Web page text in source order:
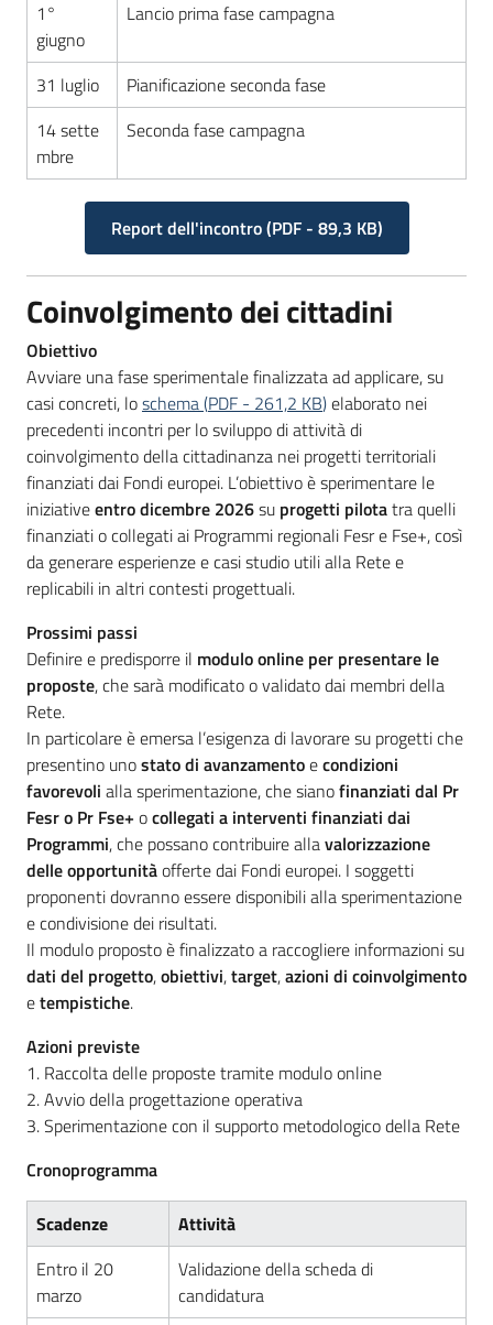
1°
giugno
Lancio prima fase campagna
31 luglio
Pianificazione seconda fase
14 sette
mbre
Seconda fase campagna
Report dell'incontro(PDF- 89,3 KB)
Coinvolgimento dei cittadini
Obiettivo
Avviare una fase sperimentale finalizzata ad applicare, su
casi concreti, loschema(PDF - 261,2 KB)elaborato nei
precedenti incontri per lo sviluppo di attività di
coinvolgimento della cittadinanza nei progetti territoriali
finanziati dai Fondi europei. L’obiettivo è sperimentare le
iniziativeentro dicembre 2026su progetti pilotatra quelli
finanziati o collegati ai Programmi regionali Fesr e Fse+, così
da generare esperienze e casi studio utili alla Rete e
replicabili in altri contesti progettuali.
Prossimi passi
Definire e predisporre il modulo online per presentare le
proposte, che sarà modificato o validato dai membri della
Rete.
In particolare è emersa l’esigenza di lavorare su progetti che
presentino unostato di avanzamentoecondizioni
favorevoli alla sperimentazione, che sianofinanziati dal Pr
Fesr o Pr Fse+ ocollegati a interventi finanziati dai
Programmi, che possano contribuire allavalorizzazione
delle opportunitàofferte dai Fondi europei. I soggetti
proponenti dovranno essere disponibili alla sperimentazione
e condivisione dei risultati.
Il modulo proposto è finalizzato a raccogliere informazioni su
dati del progetto,obiettivi,target,azioni di coinvolgimento
etempistiche.
Azioni previste
1. Raccolta delle proposte tramite modulo online
2. Avvio della progettazione operativa
3. Sperimentazione con il supporto metodologico della Rete
Cronoprogramma
Scadenze
Attività
Entro il 20
marzo
Validazione della scheda di
candidatura